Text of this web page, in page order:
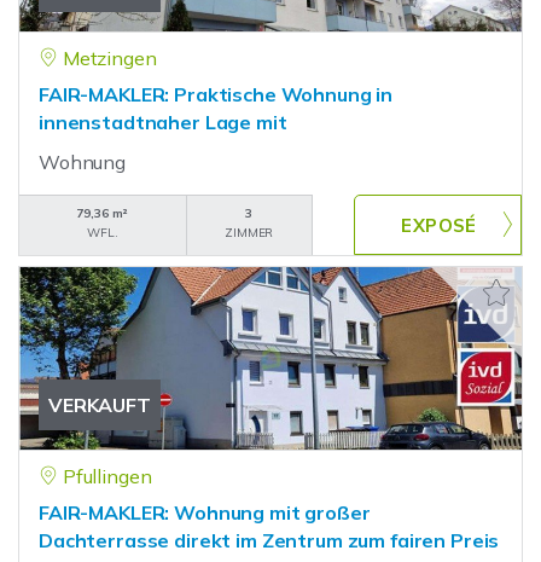
Metzingen
FAIR-MAKLER: Praktische Wohnung in
innenstadtnaher Lage mit
Wohnung
79,36 m²
WFL.
3
ZIMMER
VERKAUFT
Pfullingen
FAIR-MAKLER: Wohnung mit großer
Dachterrasse direkt im Zentrum zum fairen Preis